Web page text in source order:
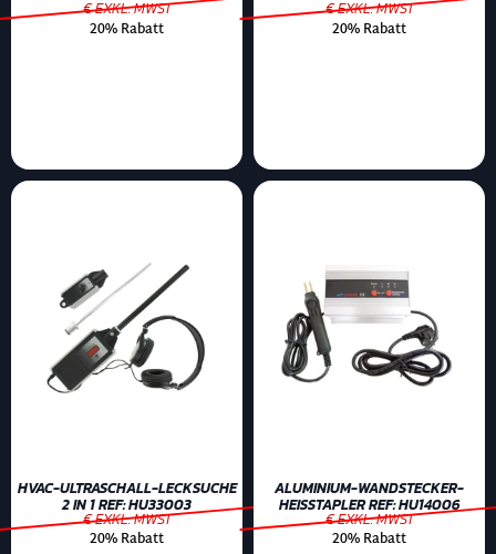
€ EXKL. MWST
20% Rabatt
€ EXKL. MWST
20% Rabatt
HVAC-ULTRASCHALL-LECKSUCHE
2 IN 1 REF: HU33003
€ EXKL. MWST
20% Rabatt
ALUMINIUM-WANDSTECKER-
HEISSTAPLER REF: HU14006
€ EXKL. MWST
20% Rabatt